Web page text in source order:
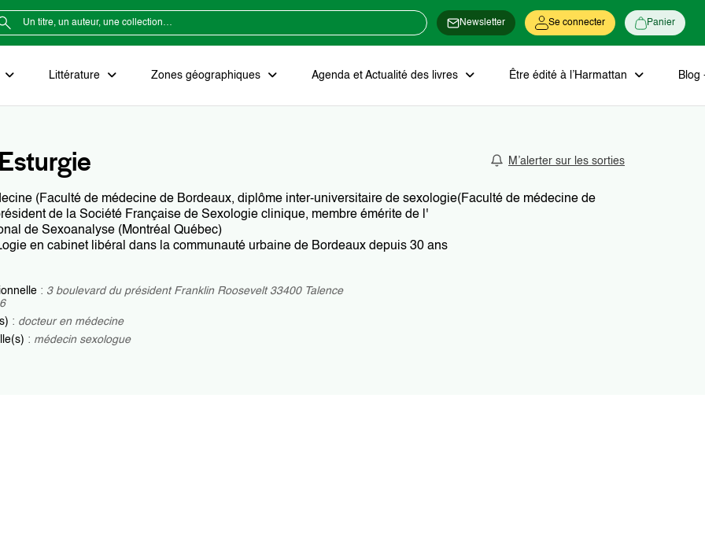
Newsletter Se connecter Panier
Littérature Zones géographiques Agenda et Actualité des livres Être édité à l’Harmattan Blog
M’alerter sur les sorties
(Faculté de médecine de Bordeaux, diplôme inter-universitaire de sexologie(Faculté de médecine de
de la Société Française de Sexologie clinique, membre émérite de l'
de Sexoanalyse (Montréal Québec)
en cabinet libéral dans la communauté urbaine de Bordeaux depuis 30 ans
: 3 boulevard du président Franklin Roosevelt 33400 Talence
: docteur en médecine
: médecin sexologue